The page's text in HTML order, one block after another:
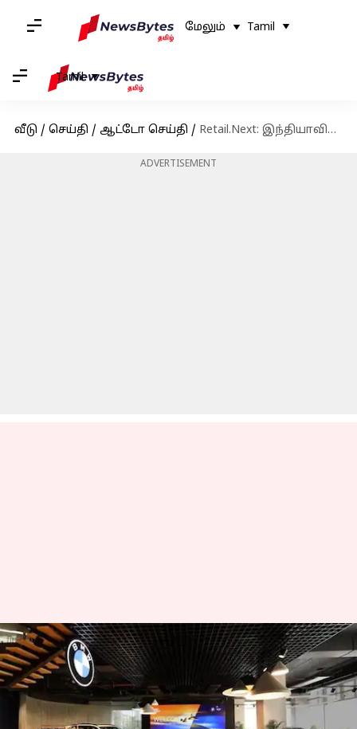
மேலும் Tamil
Tamil
வீடு / செய்தி / ஆட்டோ செய்தி / Retail.Next: இந்தியாவில் கார்களை விற்பனை செய்வதற்கான BMW இன் புதிய அணுகுமுறை
ADVERTISEMENT
Retail.Next: இந்தியாவில்
கார்களை விற்பனை
செய்வதற்கான BMW இன்
புதிய அணுகுமுறை